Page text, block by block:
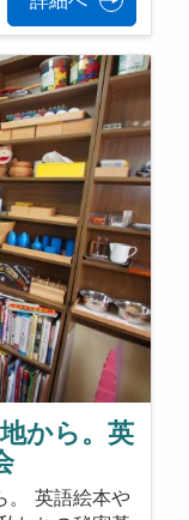
から。英
。 英語絵本や